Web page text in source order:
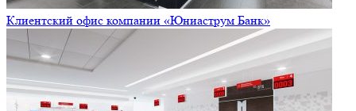
Клиентский офис компании «Юниаструм Банк»